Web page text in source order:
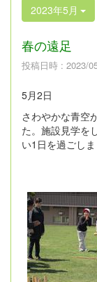
2023年5月
春の遠足
投稿日時 : 2023/
5月2日
さわやかな青空
た。施設見学を
い1日を過ごしま